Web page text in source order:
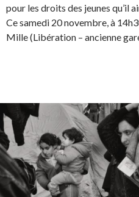
pour les droits des jeunes qu’il
Ce samedi 20 novembre, à
Mille (Libération – ancienne